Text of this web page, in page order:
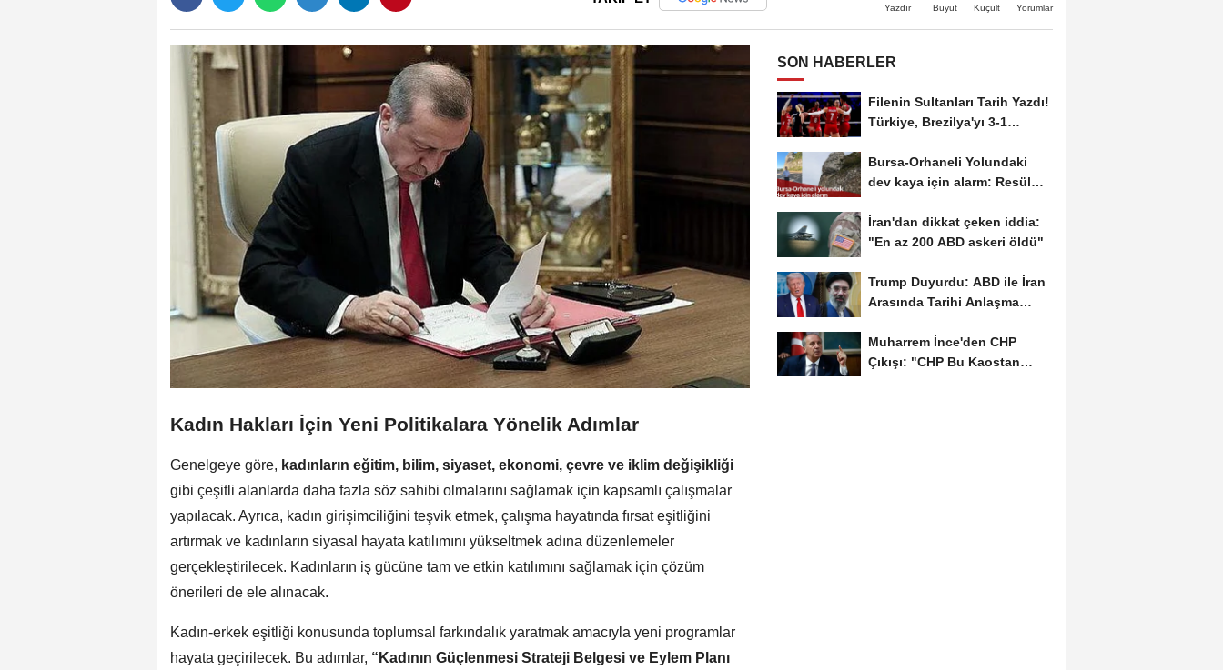
Yazdır Büyüt Küçült Yorumlar
Kadın Hakları İçin Yeni Politikalara Yönelik Adımlar
Genelgeye göre, kadınların eğitim, bilim, siyaset, ekonomi, çevre ve iklim değişikliği
gibi çeşitli alanlarda daha fazla söz sahibi olmalarını sağlamak için kapsamlı çalışmalar
yapılacak. Ayrıca, kadın girişimciliğini teşvik etmek, çalışma hayatında fırsat eşitliğini
artırmak ve kadınların siyasal hayata katılımını yükseltmek adına düzenlemeler
gerçekleştirilecek. Kadınların iş gücüne tam ve etkin katılımını sağlamak için çözüm
önerileri de ele alınacak.
Kadın-erkek eşitliği konusunda toplumsal farkındalık yaratmak amacıyla yeni programlar
hayata geçirilecek. Bu adımlar, “Kadının Güçlenmesi Strateji Belgesi ve Eylem Planı
SON HABERLER
Filenin Sultanları Tarih Yazdı!
Türkiye, Brezilya'yı 3-1
Bursa-Orhaneli Yolundaki
dev kaya için alarm: Resül
İran'dan dikkat çeken iddia:
"En az 200 ABD askeri öldü"
Trump Duyurdu: ABD ile İran
Arasında Tarihi Anlaşma
Muharrem İnce'den CHP
Çıkışı: "CHP Bu Kaostan